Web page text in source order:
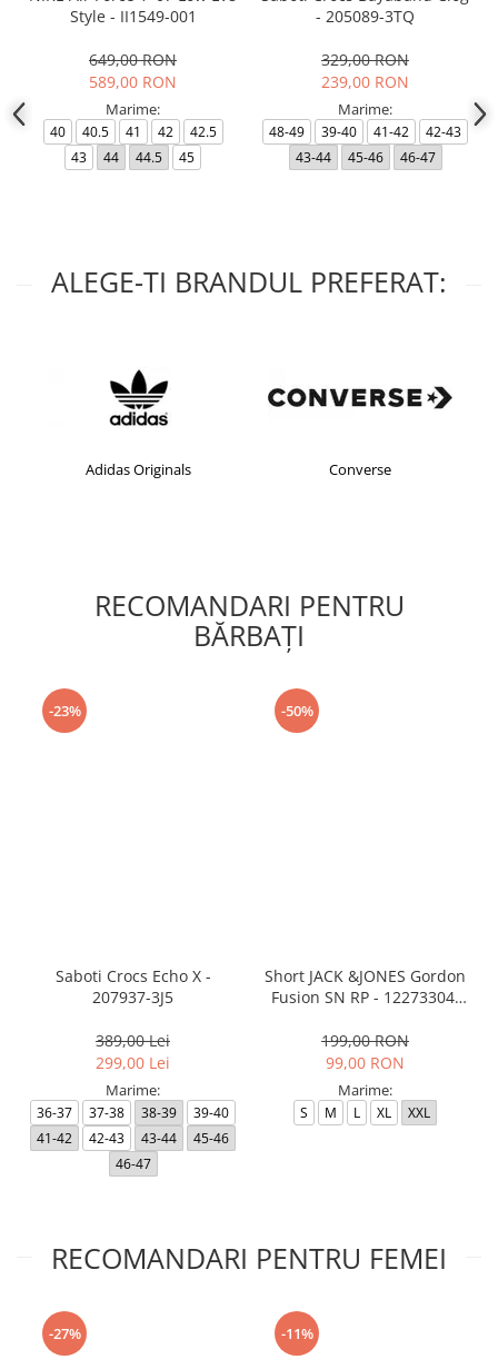
Style - II1549-001
649,00 RON
589,00 RON
Marime:
40 40.5 41 42
42.5
43
44 44.5 45
- 205089-3TQ
329,00 RON
239,00 RON
Marime:
48-49 39-40 41-42
42-43
43-44
45-46 46-47
ALEGE-TI BRANDUL PREFERAT:
Adidas Originals Converse
RECOMANDARI PENTRU
BĂRBAŢI
-23%
Saboti Crocs Echo X -
207937-3J5
389,00 Lei
299,00 Lei
Marime:
36-37 37-38 38-39
39-40
41-42
42-43 43-44
45-46
46-47
-50%
Short JACK &JONES Gordon
Fusion SN RP - 12273304-
199,00 RON
99,00 RON
Marime:
S M L XL XXL
RECOMANDARI PENTRU FEMEI
-27% -11%